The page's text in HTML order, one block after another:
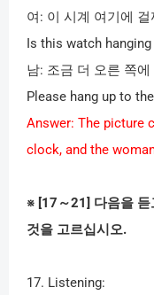
여 : 이 시계 여기에 걸
Is this watch hanging
남: 조금 더 오른 쪽
Please hang up to
Answer: The picture
clock, and the
※ [17 ～21] 다음을 듣
것을 고르십시오.
17. Listening: